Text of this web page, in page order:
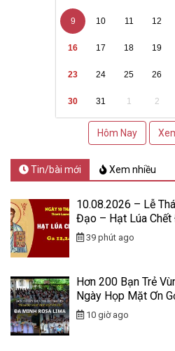
9 10 11 12
16 17 18 19
23 24 25 26
30 31 1 2
Hôm Nay
Tin/bài mới Xem nhiều
10.08.2026 – Lễ
Đạo – Hạt Lúa
39 phút ago
Hơn 200 Bạn Trẻ
Ngày Họp Mặt Ơn
10 giờ ago